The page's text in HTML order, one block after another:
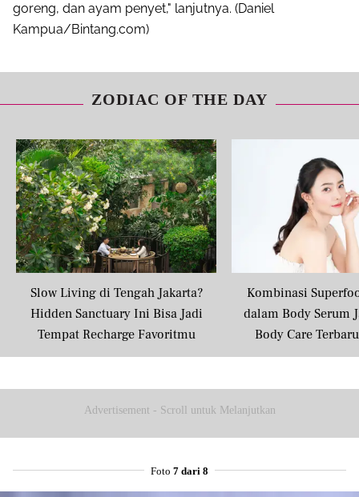
goreng, dan ayam penyet," lanjutnya. (Daniel
Kampua/Bintang.com)
ZODIAC OF THE DAY
Slow Living di Tengah Jakarta?
Hidden Sanctuary Ini Bisa Jadi
Tempat Recharge Favoritmu
Kombinasi
dalam Body Serum
Body Care
Masyarakat
Advertisement - Scroll untuk Melanjutkan
Foto 7 dari 8